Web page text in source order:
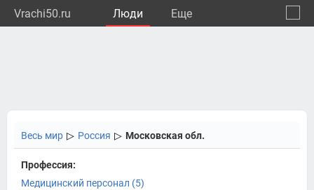
Vrachi50.ru Люди Eще
Весь мир ▷ Россия ▷ Московская обл.
Профессия:
Медицинский персонал (5)